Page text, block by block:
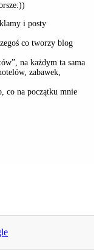
i posty
co tworzy blog
na każdym ta sama
zabawek,
co na początku mnie